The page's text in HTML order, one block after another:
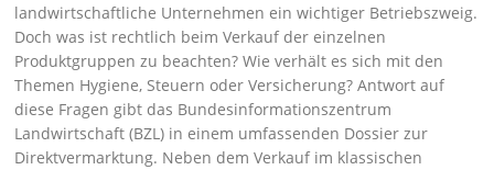
landwirtschaftliche Unternehmen ein wichtiger Betriebszweig.
Doch was ist rechtlich beim Verkauf der einzelnen
Produktgruppen zu beachten? Wie verhält es sich mit den
Themen Hygiene, Steuern oder Versicherung? Antwort auf
diese Fragen gibt das Bundesinformationszentrum
Landwirtschaft (BZL) in einem umfassenden Dossier zur
Direktvermarktung. Neben dem Verkauf im klassischen